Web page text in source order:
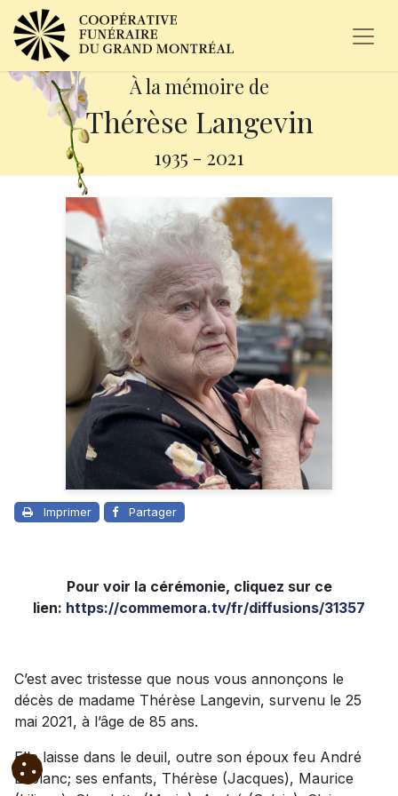
À la mémoire de
Thérèse Langevin
1935 - 2021
Imprimer Partager
Pour voir la cérémonie, cliquez sur ce
lien: https://commemora.tv/fr/diffusions/31357
C’est avec tristesse que nous vous annonçons le
décès de madame Thérèse Langevin, survenu le 25
mai 2021, à l’âge de 85 ans.
Elle laisse dans le deuil, outre son époux feu André
Leblanc; ses enfants, Thérèse (Jacques), Maurice